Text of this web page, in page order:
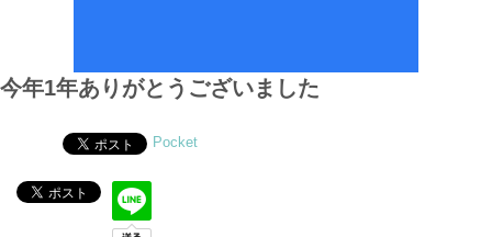
今年1年ありがとうございました
Pocket